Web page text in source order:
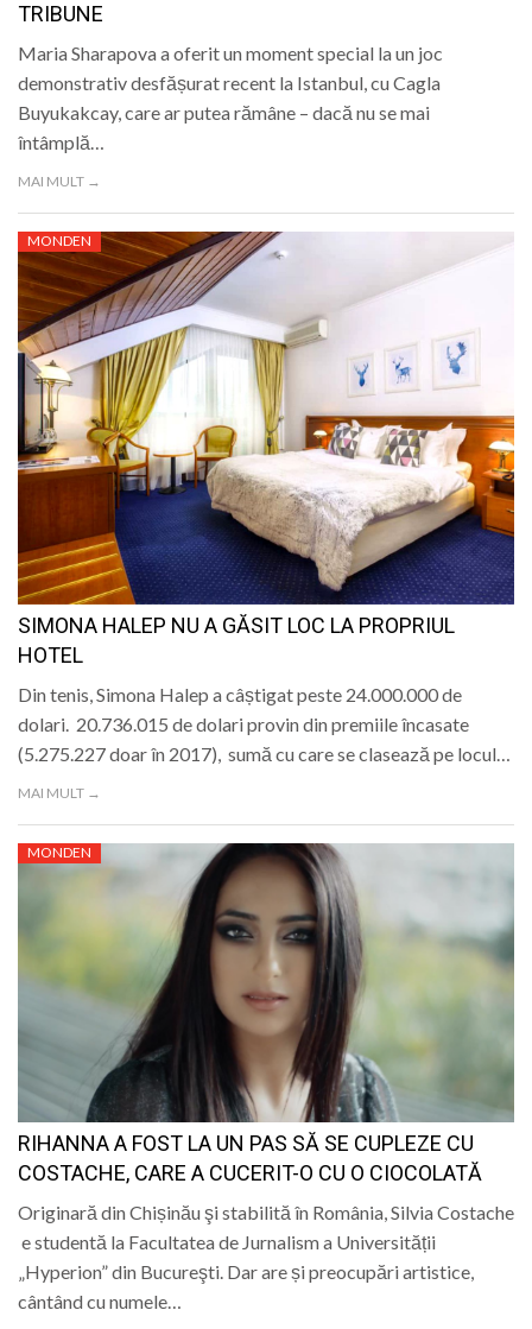
TRIBUNE
Maria Sharapova a oferit un moment special la un joc
demonstrativ desfășurat recent la Istanbul, cu Cagla
Buyukakcay, care ar putea rămâne – dacă nu se mai
întâmplă…
MAI MULT →
MONDEN
SIMONA HALEP NU A GĂSIT LOC LA PROPRIUL
HOTEL
Din tenis, Simona Halep a câștigat peste 24.000.000 de
dolari. 20.736.015 de dolari provin din premiile încasate
(5.275.227 doar în 2017), sumă cu care se clasează pe locul…
MAI MULT →
MONDEN
RIHANNA A FOST LA UN PAS SĂ SE CUPLEZE CU
COSTACHE, CARE A CUCERIT-O CU O CIOCOLATĂ
Originară din Chișinău şi stabilită în România, Silvia Costache
e studentă la Facultatea de Jurnalism a Universității
„Hyperion” din Bucureşti. Dar are și preocupări artistice,
cântând cu numele…